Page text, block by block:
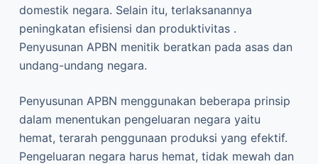
domestik negara. Selain itu, terlaksanannya
peningkatan efisiensi dan produktivitas .
Penyusunan APBN menitik beratkan pada asas dan
undang-undang negara.
Penyusunan APBN menggunakan beberapa prinsip
dalam menentukan pengeluaran negara yaitu
hemat, terarah penggunaan produksi yang efektif.
Pengeluaran negara harus hemat, tidak mewah dan